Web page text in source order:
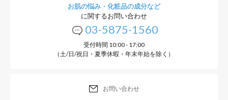
お肌の悩み・化粧品の成分など
に関するお問い合わせ
03-5875-1560
受付時間 10:00 - 17:00
（土/日/祝日・夏季休暇・年末年始を除く）
お問い合わせ